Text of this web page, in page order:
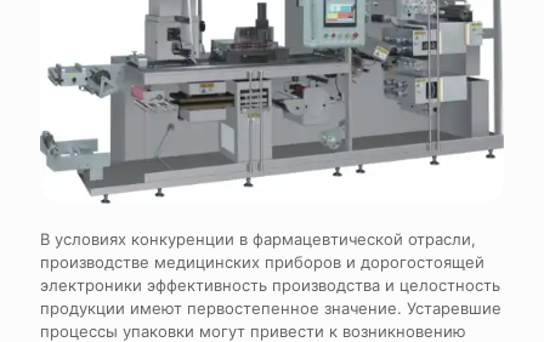
В условиях конкуренции в фармацевтической отрасли,
производстве медицинских приборов и дорогостоящей
электроники эффективность производства и целостность
продукции имеют первостепенное значение. Устаревшие
процессы упаковки могут привести к возникновению